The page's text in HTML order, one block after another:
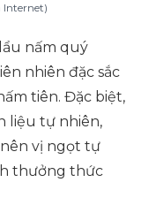
nấm quý
nhiên đặc sắc
tiên. Đặc biệt,
liệu tự nhiên,
nên vị ngọt tự
thưởng thức